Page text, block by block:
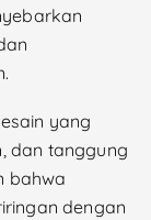
yang
dan tanggung
bahwa
dengan